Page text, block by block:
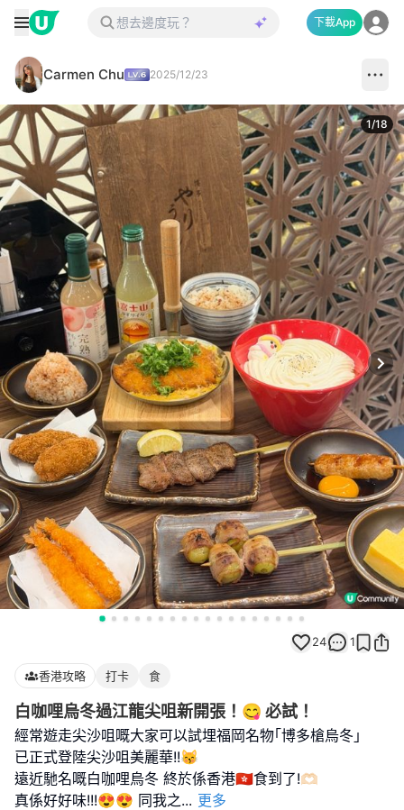
下載App
Carmen Chu 2025/12/23
1/18
24 1
香港攻略 打卡 食
白咖哩烏冬過江龍尖咀新開張！😋 必試！
經常遊走尖沙咀嘅大家可以試埋福岡名物｢博多槍烏冬｣
已正式登陸尖沙咀美麗華!!😽
遠近馳名嘅白咖哩烏冬 終於係香港🇭🇰食到了!🫶🏻
真係好好味!!!😍😍 同我之... 更多